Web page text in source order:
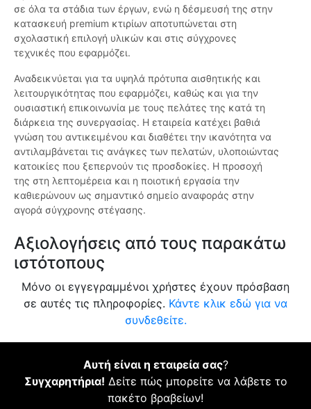
σε όλα τα στάδια των έργων, ενώ η δέσμευσή της στην
κατασκευή premium κτιρίων αποτυπώνεται στη
σχολαστική επιλογή υλικών και στις σύγχρονες
τεχνικές που εφαρμόζει.
Αναδεικνύεται για τα υψηλά πρότυπα αισθητικής και
λειτουργικότητας που εφαρμόζει, καθώς και για την
ουσιαστική επικοινωνία με τους πελάτες της κατά τη
διάρκεια της συνεργασίας. Η εταιρεία κατέχει βαθιά
γνώση του αντικειμένου και διαθέτει την ικανότητα να
αντιλαμβάνεται τις ανάγκες των πελατών, υλοποιώντας
κατοικίες που ξεπερνούν τις προσδοκίες. Η προσοχή
της στη λεπτομέρεια και η ποιοτική εργασία την
καθιερώνουν ως σημαντικό σημείο αναφοράς στην
αγορά σύγχρονης στέγασης.
Αξιολογήσεις από τους παρακάτω
ιστότοπους
Μόνο οι εγγεγραμμένοι χρήστες έχουν πρόσβαση
σε αυτές τις πληροφορίες. Κάντε κλικ εδώ για να
συνδεθείτε.
Αυτή είναι η εταιρεία σας?
Συγχαρητήρια! Δείτε πώς μπορείτε να λάβετε το
πακέτο βραβείων!